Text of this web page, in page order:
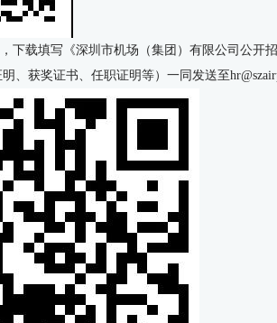
下载填写《深圳市机场（集团）有限公司公
、获奖证书、任职证明等）一同发送至